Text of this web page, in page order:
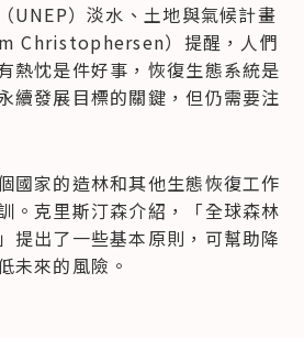
UNEP）淡水、土地與氣候計畫
Christophersen）提醒，人們
熱忱是件好事，恢復生態系統是
續發展目標的關鍵，但仍需要注
國家的造林和其他生態恢復工作
。克里斯汀森介紹，「全球森林
提出了一些基本原則，可幫助降
未來的風險。